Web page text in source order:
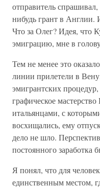
отправитель
нибудь грант в
Что за Олег? Идея, что
эмиграцию, мне в
Тем не менее это
линии прилетели в
эмигрантских
графическое
итальянцами, с
восхищались, ему
дело не шло.
постоянного заработка
Я понял, что для
единственным местом,